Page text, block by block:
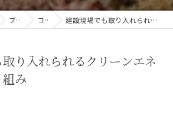
ブログ コラム 建設現場でも取り入れられるクリーンエネルギーの取り組み
り入れられるクリーンエネ
み